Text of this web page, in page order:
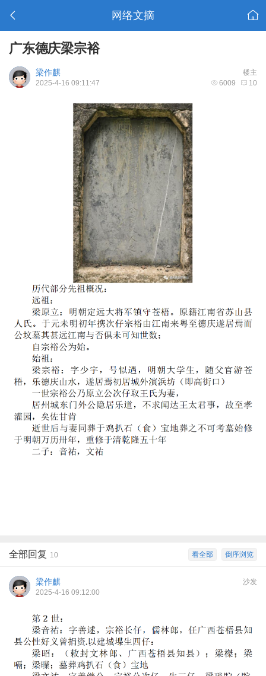
网络文摘
广东德庆梁宗裕
楼主
梁作麒
6009 10
2025-4-16 09:11:47
倒序浏览
看全部
全部回复 10
沙发
梁作麒
2025-4-16 09:12:00